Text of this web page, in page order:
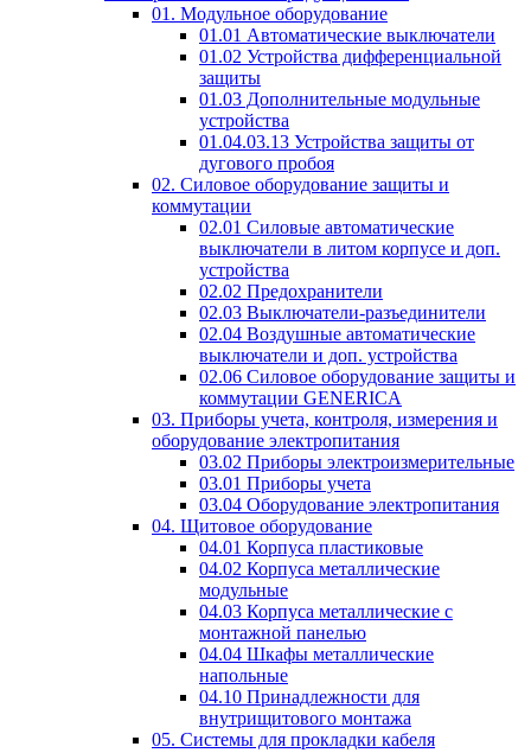
01. Модульное оборудование
01.01 Автоматические выключатели
01.02 Устройства дифференциальной
защиты
01.03 Дополнительные модульные
устройства
01.04.03.13 Устройства защиты от
дугового пробоя
02. Силовое оборудование защиты и
коммутации
02.01 Силовые автоматические
выключатели в литом корпусе и доп.
устройства
02.02 Предохранители
02.03 Выключатели-разъединители
02.04 Воздушные автоматические
выключатели и доп. устройства
02.06 Силовое оборудование защиты и
коммутации GENERICA
03. Приборы учета, контроля, измерения и
оборудование электропитания
03.02 Приборы электроизмерительные
03.01 Приборы учета
03.04 Оборудование электропитания
04. Щитовое оборудование
04.01 Корпуса пластиковые
04.02 Корпуса металлические
модульные
04.03 Корпуса металлические с
монтажной панелью
04.04 Шкафы металлические
напольные
04.10 Принадлежности для
внутрищитового монтажа
05. Системы для прокладки кабеля